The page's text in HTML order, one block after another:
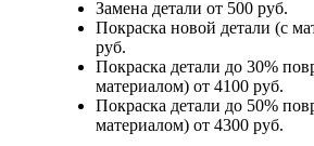
Замена детали от 500 руб.
Покраска новой детали (с
руб.
Покраска детали до 30%
материалом) от 4100 руб.
Покраска детали до 50%
материалом) от 4300 руб.